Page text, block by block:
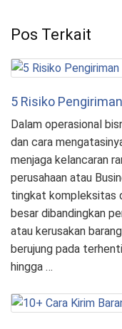
Pos Terkait
5 Risiko
Dalam operasional
dan cara
menjaga kelancaran
perusahaan atau
tingkat kompleksitas
besar dibandingkan
atau kerusakan
berujung pada
hingga …